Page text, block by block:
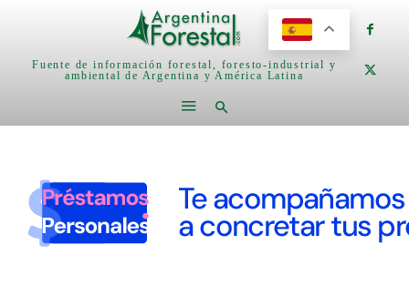
Fuente de información forestal, foresto-industrial y
ambiental de Argentina y América Latina